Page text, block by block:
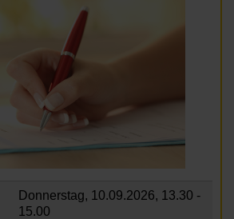
Donnerstag, 10.09.2026, 13.30 -
15.00